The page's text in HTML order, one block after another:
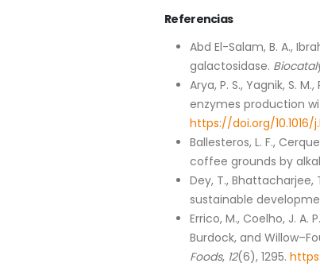
Referencias
Abd El-Salam, B. A.,
galactosidase.
Arya, P. S., Yagnik, S.
enzymes production
https://doi.org/10.1016/
Ballesteros, L. F.,
coffee grounds by
Dey, T., Bhattacharjee,
sustainable
Errico, M., Coelho, J. A.
Burdock, and
Foods, 12(6), 1295.